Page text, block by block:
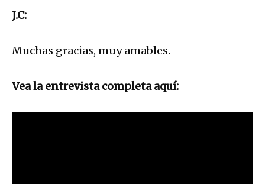
J.C:
Muchas gracias, muy amables.
Vea la entrevista completa aquí: